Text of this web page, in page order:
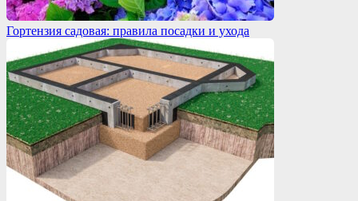
Гортензия садовая: правила посадки и ухода